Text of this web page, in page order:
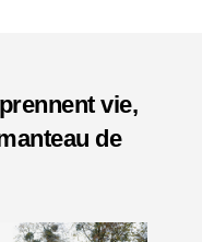
vie,
de